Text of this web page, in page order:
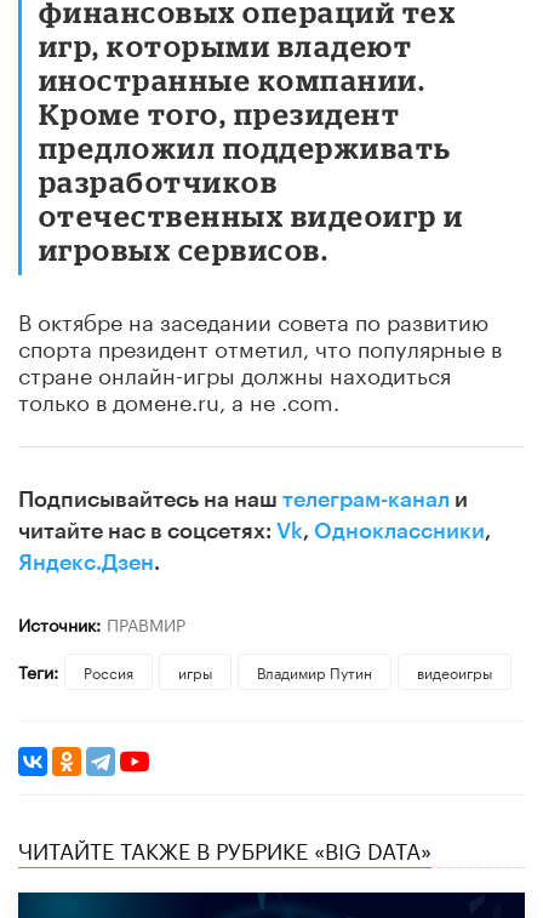
финансовых операций тех
игр, которыми владеют
иностранные компании.
Кроме того, президент
предложил поддерживать
разработчиков
отечественных видеоигр и
игровых сервисов.
В октябре на заседании совета по развитию
спорта президент отметил, что популярные в
стране онлайн-игры должны находиться
только в домене.ru, а не .com.
Подписывайтесь на наш телеграм-канал и
читайте нас в соцсетях: Vk, Одноклассники,
Яндекс.Дзен.
Источник: ПРАВМИР
Теги:
Россия игры Владимир Путин видеоигры
ЧИТАЙТЕ ТАКЖЕ В РУБРИКЕ «BIG DATA»